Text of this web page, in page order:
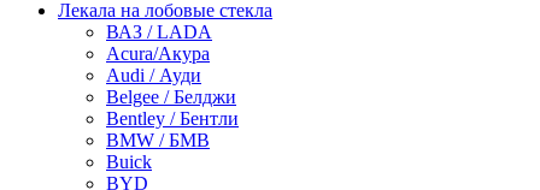
Лекала на лобовые стекла
ВАЗ / LADA
Acura/Акура
Audi / Ауди
Belgee / Белджи
Bentley / Бентли
BMW / БМВ
Buick
BYD